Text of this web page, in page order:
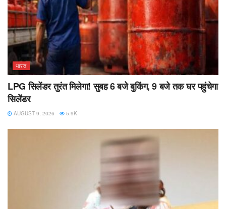
भारत
LPG सिलेंडर तुरंत मिलेगा! सुबह 6 बजे बुकिंग, 9 बजे तक घर पहुंचेगा
सिलेंडर
AUGUST 9, 2026 5.9K